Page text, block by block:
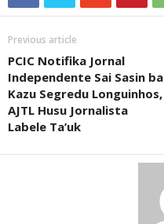
Previous article
PCIC Notifika Jornal
Independente Sai Sasin ba
Kazu Segredu Longuinhos,
AJTL Husu Jornalista
Labele Ta’uk